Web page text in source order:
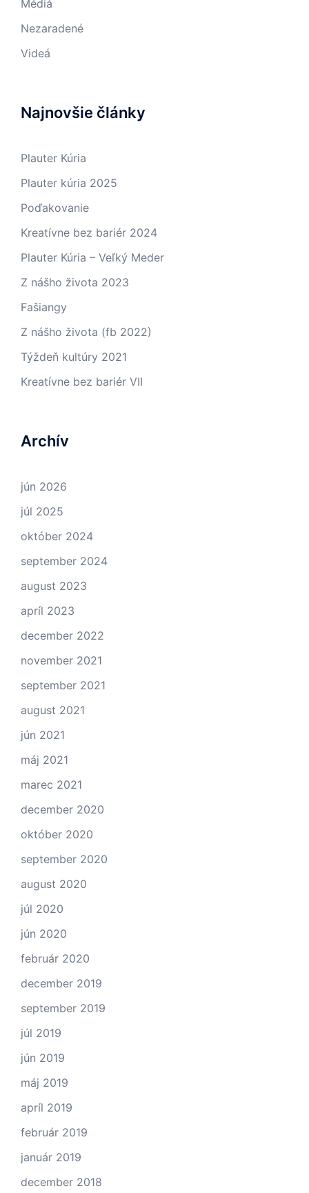
Médiá
Nezaradené
Videá
Najnovšie články
Plauter Kúria
Plauter kúria 2025
Poďakovanie
Kreatívne bez bariér 2024
Plauter Kúria – Veľký Meder
Z nášho života 2023
Fašiangy
Z nášho života (fb 2022)
Týždeň kultúry 2021
Kreatívne bez bariér VII
Archív
jún 2026
júl 2025
október 2024
september 2024
august 2023
apríl 2023
december 2022
november 2021
september 2021
august 2021
jún 2021
máj 2021
marec 2021
december 2020
október 2020
september 2020
august 2020
júl 2020
jún 2020
február 2020
december 2019
september 2019
júl 2019
jún 2019
máj 2019
apríl 2019
február 2019
január 2019
december 2018